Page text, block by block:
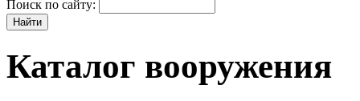
Поиск по сайту:
Каталог вооружения